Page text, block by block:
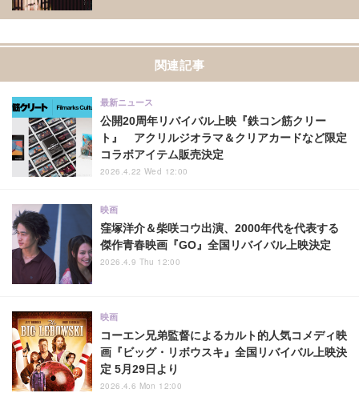
関連記事
公開20周年リバイバル上映『鉄コン筋クリー
ト』 アクリルジオラマ＆クリアカードなど限定
コラボアイテム販売決定
最新ニュース
2026.4.22 Wed 12:00
窪塚洋介＆柴咲コウ出演、2000年代を代表する
傑作青春映画『GO』全国リバイバル上映決定
映画
2026.4.9 Thu 12:00
コーエン兄弟監督によるカルト的人気コメディ映
画『ビッグ・リボウスキ』全国リバイバル上映決
定 5月29日より
映画
2026.4.6 Mon 12:00